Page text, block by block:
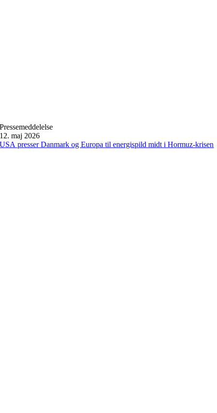
Pressemeddelelse
12. maj 2026
USA presser Danmark og Europa til energispild midt i Hormuz-krisen